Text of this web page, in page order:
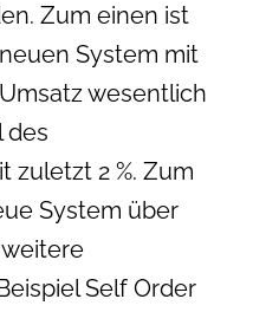
Zum einen ist
System mit
wesentlich
des
zuletzt 2 %. Zum
System über
Self Order